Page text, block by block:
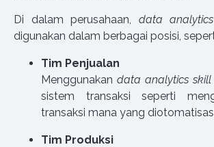
Di dalam perusahaan, data
digunakan dalam berbagai posisi,
Tim Penjualan
Menggunakan data analytics skill
sistem transaksi seperti
transaksi mana yang
Tim Produksi